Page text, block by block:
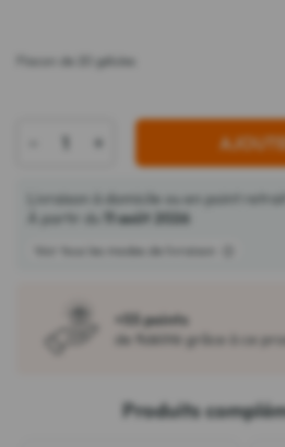
Flacon de 20 gélules
+
Livraison à domicile ou en point retrait
À partir du
11 août 2026
Voir tous les modes de livraison
+55 points
de fidélité grâce à ce
Produits